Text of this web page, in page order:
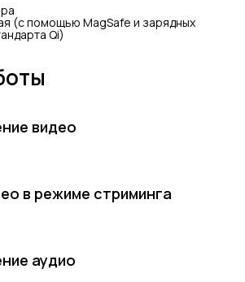
(с помощью MagSafe и зарядных
Qi)
видео
в режиме стриминга
аудио